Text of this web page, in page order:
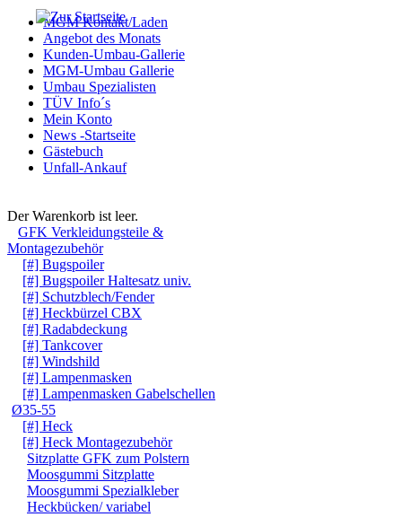
MGM Kontakt/Laden
Angebot des Monats
Kunden-Umbau-Gallerie
MGM-Umbau Gallerie
Umbau Spezialisten
TÜV Info´s
Mein Konto
News -Startseite
Gästebuch
Unfall-Ankauf
Der Warenkorb ist leer.
GFK Verkleidungsteile &
Montagezubehör
[#] Bugspoiler
[#] Bugspoiler Haltesatz univ.
[#] Schutzblech/Fender
[#] Heckbürzel CBX
[#] Radabdeckung
[#] Tankcover
[#] Windshild
[#] Lampenmasken
[#] Lampenmasken Gabelschellen
Ø35-55
[#] Heck
[#] Heck Montagezubehör
Sitzplatte GFK zum Polstern
Moosgummi Sitzplatte
Moosgummi Spezialkleber
Heckbücken/ variabel